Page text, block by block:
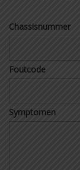
Chassisnummer
Foutcode
Symptomen